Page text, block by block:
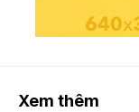
Xem thêm